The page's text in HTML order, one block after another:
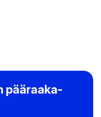
pääraaka-